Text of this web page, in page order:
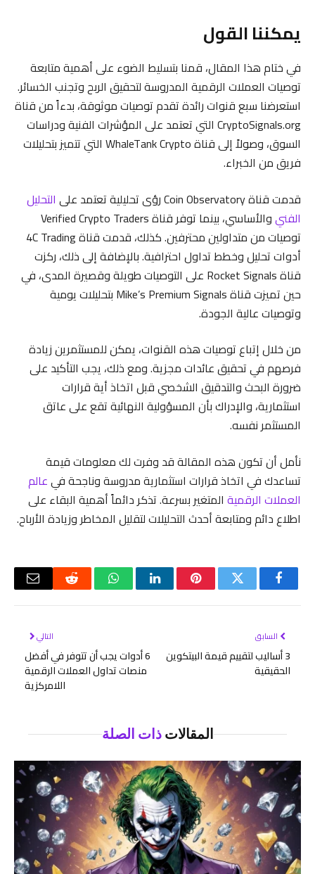
يمكننا القول
في ختام هذا المقال، قمنا بتسليط الضوء على أهمية متابعة
توصيات العملات الرقمية المدروسة لتحقيق الربح وتجنب الخسائر.
استعرضنا سبع قنوات رائدة تقدم توصيات موثوقة، بدءاً من قناة
CryptoSignals.org التي تعتمد على المؤشرات الفنية ودراسات
السوق، وصولاً إلى قناة WhaleTank Crypto التي تتميز بتحليلات
فريق من الخبراء.
قدمت قناة Coin Observatory رؤى تحليلية تعتمد على
التحليل
الفني
والأساسي، بينما توفر قناة Verified Crypto Traders
توصيات من متداولين محترفين. كذلك، قدمت قناة 4C Trading
أدوات تحليل وخطط تداول احترافية. بالإضافة إلى ذلك، ركزت
قناة Rocket Signals على التوصيات طويلة وقصيرة المدى، في
حين تميزت قناة Mike’s Premium Signals بتحليلات يومية
وتوصيات عالية الجودة.
من خلال إتباع توصيات هذه القنوات، يمكن للمستثمرين زيادة
فرصهم في تحقيق عائدات مجزية. ومع ذلك، يجب التأكيد على
ضرورة البحث والتدقيق الشخصي قبل اتخاذ أية قرارات
استثمارية، والإدراك بأن المسؤولية النهائية تقع على عاتق
المستثمر نفسه.
نأمل أن تكون هذه المقالة قد وفرت لك معلومات قيمة
تساعدك في اتخاذ قرارات استثمارية مدروسة وناجحة فيعالم
العملات الرقمية المتغير بسرعة. تذكر دائماً أهمية البقاء على
اطلاع دائم ومتابعة أحدث التحليلات لتقليل المخاطر وزيادة الأرباح.
فيسبوكتويتر بينتيريستلينكدإن واتسابرديت
البريد
السابق
3 أساليب لتقييم قيمة البيتكوين
الحقيقية
التالي
6 أدوات يجب أن تتوفر في أفضل
منصات تداول العملات الرقمية
اللامركزية
المقالاتذات الصلة